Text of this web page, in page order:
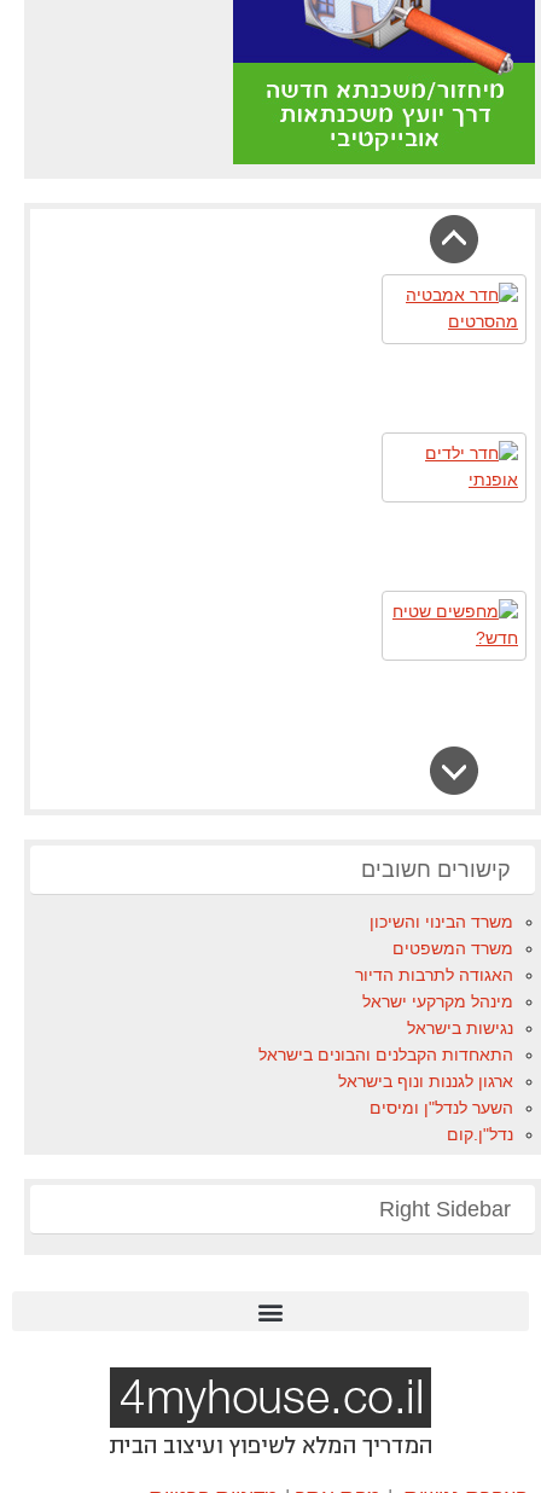
קישורים חשובים
משרד הבינוי והשיכון
משרד המשפטים
האגודה לתרבות הדיור
מינהל מקרקעי ישראל
נגישות בישראל
התאחדות הקבלנים והבונים בישראל
ארגון לגננות ונוף בישראל
השער לנדל"ן ומיסים
נדל"ן.קום
Right Sidebar